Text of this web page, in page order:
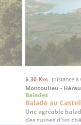
à 36 Km (distance à
Montoulieu -
Balades
Balade au
Une agréable
des ruines d’un